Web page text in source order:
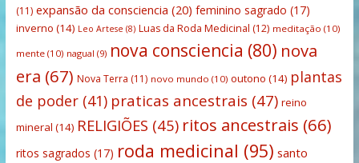
(11) expansão da consciencia (20) feminino sagrado (17)
inverno (14) Leo Artese (8) Luas da Roda Medicinal (12) meditação (10)
mente(10) nagual (9) nova consciencia (80) nova
era (67) Nova Terra (11) novo mundo (10) outono (14) plantas
de poder(41) praticas ancestrais (47) reino
mineral (14) RELIGIÕES (45) ritos ancestrais (66)
ritos sagrados (17) roda medicinal (95) santo